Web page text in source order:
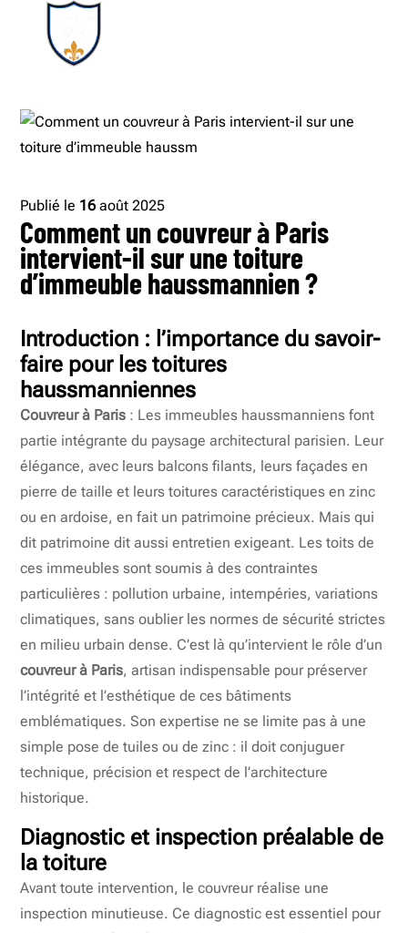
Publié le 16 août 2025
Comment un couvreur à Paris
intervient-il sur une toiture
d’immeuble haussmannien ?
Introduction : l’importance du savoir-
faire pour les toitures
haussmanniennes
Couvreur à Paris : Les immeubles haussmanniens font
partie intégrante du paysage architectural parisien. Leur
élégance, avec leurs balcons filants, leurs façades en
pierre de taille et leurs toitures caractéristiques en zinc
ou en ardoise, en fait un patrimoine précieux. Mais qui
dit patrimoine dit aussi entretien exigeant. Les toits de
ces immeubles sont soumis à des contraintes
particulières : pollution urbaine, intempéries, variations
climatiques, sans oublier les normes de sécurité strictes
en milieu urbain dense. C’est là qu’intervient le rôle d’un
couvreur à Paris, artisan indispensable pour préserver
l’intégrité et l’esthétique de ces bâtiments
emblématiques. Son expertise ne se limite pas à une
simple pose de tuiles ou de zinc : il doit conjuguer
technique, précision et respect de l’architecture
historique.
Diagnostic et inspection préalable de
la toiture
Avant toute intervention, le couvreur réalise une
inspection minutieuse. Ce diagnostic est essentiel pour